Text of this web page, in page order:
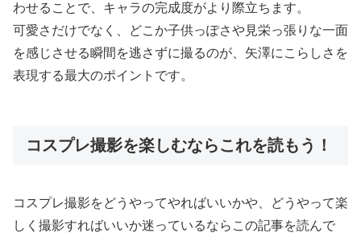
わせることで、キャラの完成度がより際立ちます。
可愛さだけでなく、どこか子供っぽさや見栄っ張りな一面
を感じさせる瞬間を逃さずに撮るのが、矢澤にこらしさを
表現する最大のポイントです。
コスプレ撮影を楽しむならこれを読もう！
コスプレ撮影をどうやってやればいいかや、どうやって楽
しく撮影すればいいか迷っているならこの記事を読んで